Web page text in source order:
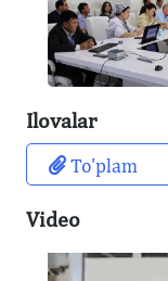
Ilovalar
To'plam
Video